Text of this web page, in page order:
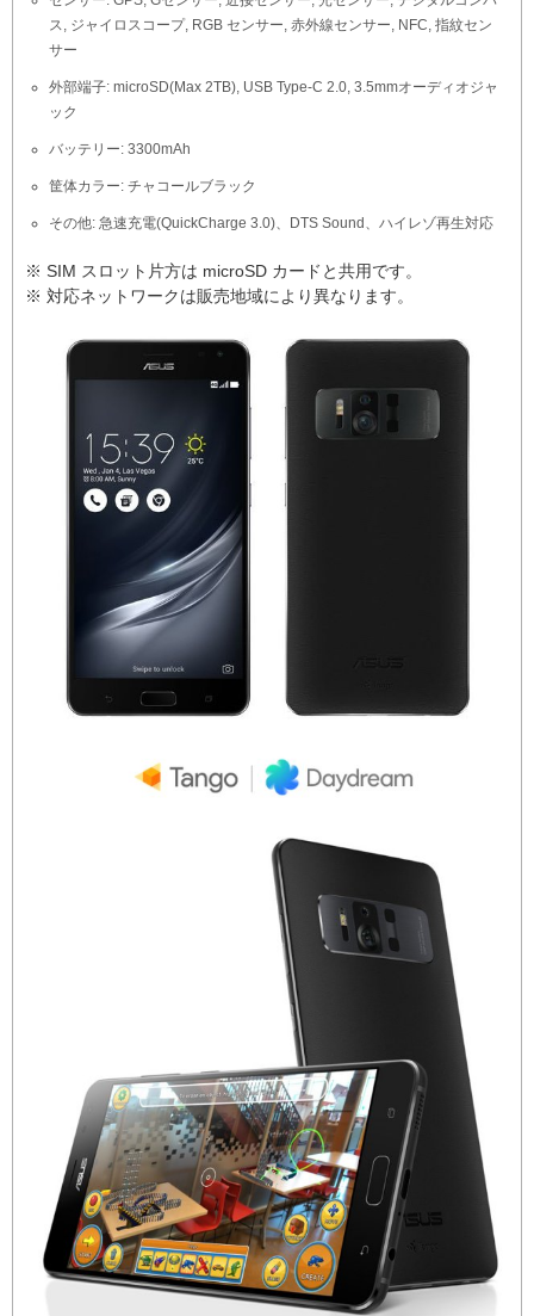
ス, ジャイロスコープ, RGB センサー, 赤外線センサー, NFC, 指紋セン
サー
外部端子: microSD(Max 2TB), USB Type-C 2.0, 3.5mmオーディオジャ
ック
バッテリー: 3300mAh
筐体カラー: チャコールブラック
その他: 急速充電(QuickCharge 3.0)、DTS Sound、ハイレゾ再生対応
※ SIM スロット片方は microSD カードと共用です。
※ 対応ネットワークは販売地域により異なります。